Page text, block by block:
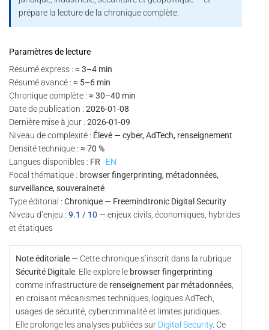
prépare la lecture de la chronique complète.
Paramètres de lecture
Résumé express : ≈ 3–4 min
Résumé avancé : ≈ 5–6 min
Chronique complète : ≈ 30–40 min
Date de publication : 2026-01-08
Dernière mise à jour : 2026-01-09
Niveau de complexité : Élevé — cyber, AdTech, renseignement
Densité technique : ≈ 70 %
Langues disponibles : FR · EN
Focal thématique : browser fingerprinting, métadonnées,
surveillance, souveraineté
Type éditorial : Chronique — Freemindtronic Digital Security
Niveau d’enjeu : 9.1 / 10 — enjeux civils, économiques, hybrides
et étatiques
Note éditoriale — Cette chronique s’inscrit dans la rubrique
Sécurité Digitale. Elle explore le browser fingerprinting
comme infrastructure de renseignement par métadonnées,
en croisant mécanismes techniques, logiques AdTech,
usages de sécurité, cybercriminalité et limites juridiques.
Elle prolonge les analyses publiées sur Digital Security. Ce